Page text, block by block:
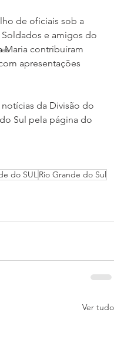
de oficiais sob a
Soldados e amigos do
Maria contribuíram
apresentações
da Divisão do
Sul pela página do
do SUL Rio Grande do Sul
Ver tudo